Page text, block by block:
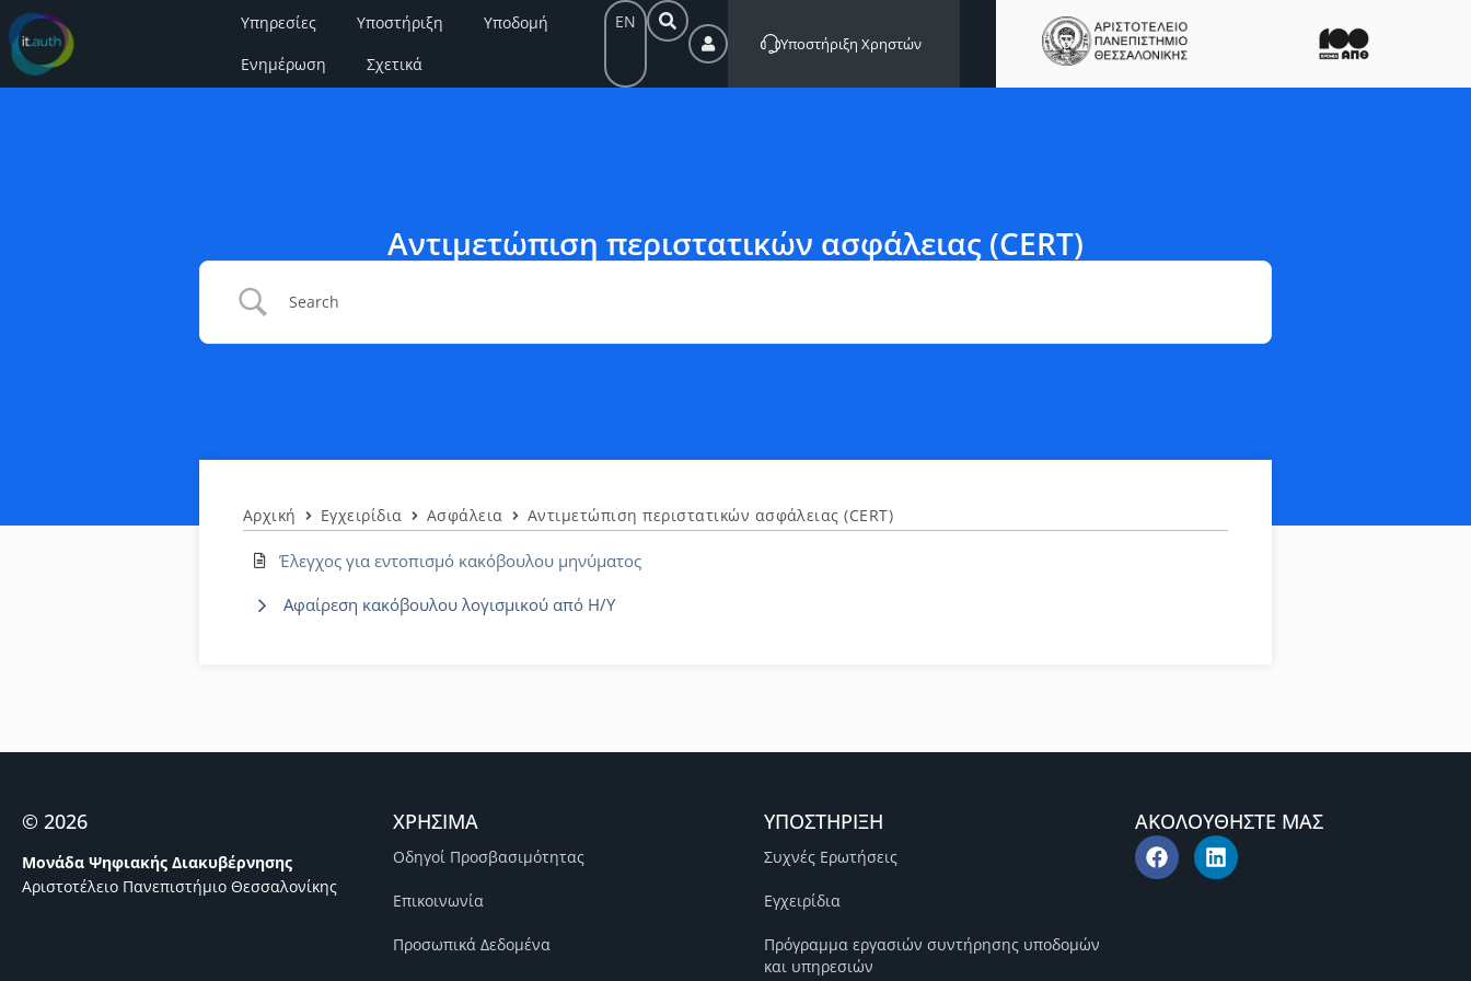
Υπηρεσίες Υποστήριξη
Υποδομή
Ενημέρωση
Σχετικά
EN
Υποστήριξη Χρηστών
Αντιμετώπιση περιστατικών ασφάλειας (CERT)
Αρχική Εγχειρίδια Ασφάλεια Αντιμετώπιση περιστατικών ασφάλειας (CERT)
Έλεγχος για εντοπισμό κακόβουλου μηνύματος
Αφαίρεση κακόβουλου λογισμικού από Η/Υ
© 2026
Μονάδα Ψηφιακής Διακυβέρνησης
Αριστοτέλειο Πανεπιστήμιο Θεσσαλονίκης
ΧΡΗΣΙΜΑ
Οδηγοί Προσβασιμότητας
Επικοινωνία
Προσωπικά Δεδομένα
ΥΠΟΣΤΗΡΙΞΗ
Συχνές Ερωτήσεις
Εγχειρίδια
Πρόγραμμα εργασιών συντήρησης υποδομών
και υπηρεσιών
ΑΚΟΛΟΥΘΗΣΤΕ ΜΑΣ